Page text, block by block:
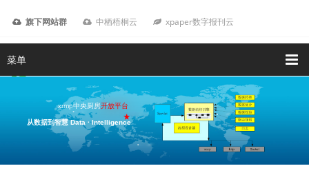
旗下网站群 中栖梧桐云 xpaper数字报刊云
菜单
xrmp中央厨房开放平台
从数据到智慧 Data · Intelligence